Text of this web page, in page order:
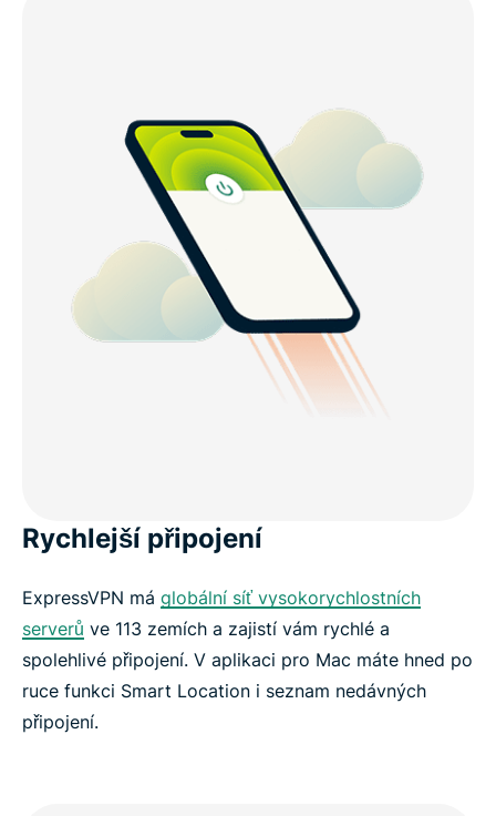
Rychlejší připojení
ExpressVPN má globální síť vysokorychlostních
serverů ve 113 zemích a zajistí vám rychlé a
spolehlivé připojení. V aplikaci pro Mac máte hned po
ruce funkci Smart Location i seznam nedávných
připojení.